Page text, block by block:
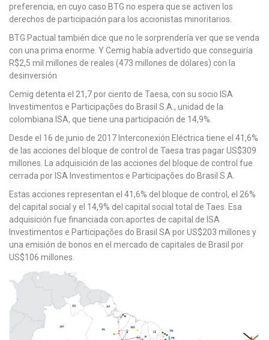
preferencia, en cuyo caso BTG no espera que se activen los
derechos de participación para los accionistas minoritarios.
BTG Pactual también dice que no le sorprendería ver que se venda
con una prima enorme. Y Cemig había advertido que conseguiría
R$2,5 mil millones de reales (473 millones de dólares) con la
desinversión
Cemig detenta el 21,7 por ciento de Taesa, con su socio ISA
Investimentos e Participações do Brasil S.A., unidad de la
colombiana ISA, que tiene una participación de 14,9%.
Desde el 16 de junio de 2017 Interconexión Eléctrica tiene el 41,6%
de las acciones del bloque de control de Taesa tras pagar US$309
millones. La adquisición de las acciones del bloque de control fue
cerrada por ISA Investimentos e Participações do Brasil S.A.
Estas acciones representan el 41,6% del bloque de control, el 26%
del capital social y el 14,9% del capital social total de Taes. Esa
adquisición fue financiada con aportes de capital de ISA
Investimentos e Participações do Brasil SA por US$203 millones y
una emisión de bonos en el mercado de capitales de Brasil por
US$106 millones.